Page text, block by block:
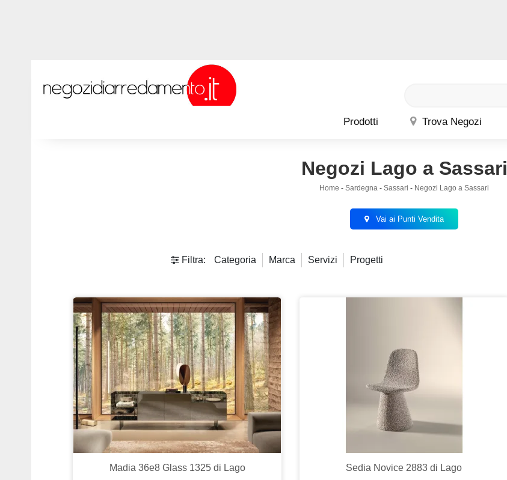
Prodotti Trova Negozi
Negozi Lago a Sassari
Home - Sardegna - Sassari - Negozi Lago a Sassari
Vai ai Punti Vendita
Filtra: Categoria Marca Servizi Progetti
Madia 36e8 Glass 1325 di Lago Sedia Novice 2883 di Lago